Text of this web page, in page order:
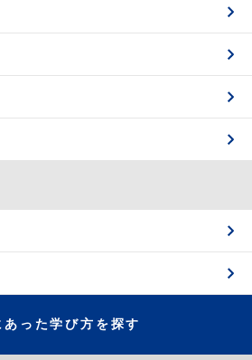
あった学び方を探す